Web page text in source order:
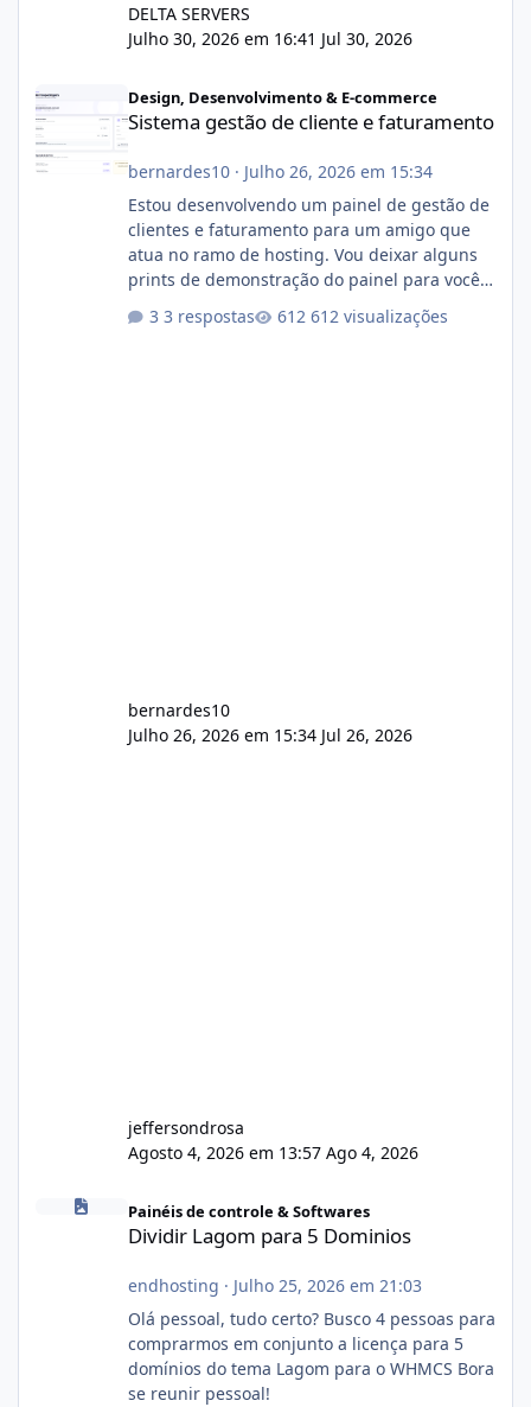
DELTA SERVERS
Julho 30, 2026 em 16:41 Jul 30, 2026
Design, Desenvolvimento & E-commerce
Sistema gestão de cliente e faturamento
bernardes10· Julho 26, 2026 em 15:34
Estou desenvolvendo um painel de gestão de
clientes e faturamento para um amigo que
atua no ramo de hosting. Vou deixar alguns
prints de demonstração do painel para vocês
com cerca de 80% concluído e conta com
3 respostas 612 visualizações
bernardes10
Julho 26, 2026 em 15:34 Jul 26, 2026
jeffersondrosa
Agosto 4, 2026 em 13:57 Ago 4, 2026
Dividir Lagom para 5 Dominios
Painéis de controle & Softwares
Dividir Lagom para 5 Dominios
endhosting · Julho 25, 2026 em 21:03
Olá pessoal, tudo certo? Busco 4 pessoas para
comprarmos em conjunto a licença para 5
domínios do tema Lagom para o WHMCS Bora
se reunir pessoal!